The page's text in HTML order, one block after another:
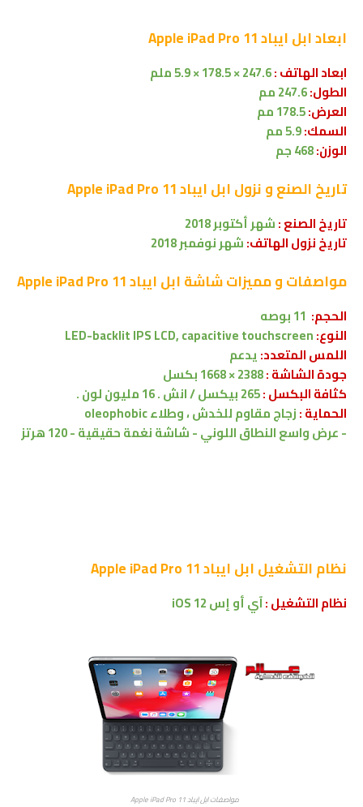
ابعادابل ايباد Apple iPad Pro 11
ابعاد الهاتف :247.6 × 178.5 × 5.9 ملم
الطول:247.6 مم
العرض:
السمك:5.9 مم
الوزن:468 جم
تاريخ الصنع و نزولابل ايباد Apple iPad Pro 11
تاريخ الصنع :شهر أكتوبر 2018
تاريخ نزول الهاتف:شهر نوفمبر 2018
مواصفات و مميزات شاشةابل ايباد Apple iPad Pro 11
الحجم:
النوع:LED-backlit IPS LCD, capacitive touchscreen
اللمس المتعدد:يدعم
جودة الشاشة :2388 × 1668 بكسل
كثافة البكسل :265 بيكسل / انش . 16 مليون لون .
الحماية :زجاج مقاوم للخدش ، وطلاء oleophobic
- عرض واسع النطاق اللوني- شاشة نغمة حقيقية- 120 هرتز
نظام التشغيلابل ايباد Apple iPad Pro 11
نظام التشغيل :آي أو إسiOS 12
مواصفات ابل ايباد Apple iPad Pro 11